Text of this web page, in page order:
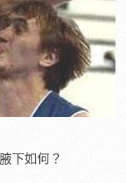
下如何？